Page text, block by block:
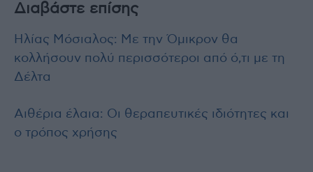
Διαβάστε επίσης
Ηλίας Μόσιαλος: Με την Όμικρον θα
κολλήσουν πολύ περισσότεροι από ό,τι με τη
Δέλτα
Αιθέρια έλαια: Οι θεραπευτικές ιδιότητες και
ο τρόπος χρήσης